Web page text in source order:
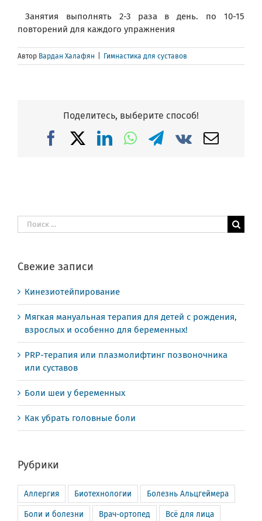
Занятия выполнять 2-3 раза в день. по 10-15
повторений для каждого упражнения
Автор Вардан Халафян Гимнастика для суставов
Поделитесь, выберите способ!
FacebookLinkedIn
WhatsApp
Telegram
Vk Email
Результат
поиска:
Свежие записи
Кинезиотейпирование
Мягкая мануальная терапия для детей с рождения,
взрослых и особенно для беременных!
PRP-терапия или плазмолифтинг позвоночника
или суставов
Боли шеи у беременных
Как убрать головные боли
Рубрики
Аллергия Биотехнологии Болезнь Альцгеймера
Боли и болезни Врач-ортопед Всё для лица